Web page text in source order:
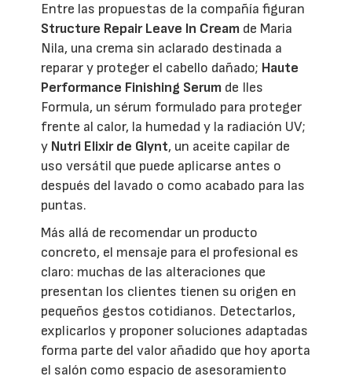
Entre las propuestas de la compañía figuran
Structure Repair Leave In Cream de Maria
Nila, una crema sin aclarado destinada a
reparar y proteger el cabello dañado; Haute
Performance Finishing Serum de Iles
Formula, un sérum formulado para proteger
frente al calor, la humedad y la radiación UV;
y Nutri Elixir de Glynt, un aceite capilar de
uso versátil que puede aplicarse antes o
después del lavado o como acabado para las
puntas.
Más allá de recomendar un producto
concreto, el mensaje para el profesional es
claro: muchas de las alteraciones que
presentan los clientes tienen su origen en
pequeños gestos cotidianos. Detectarlos,
explicarlos y proponer soluciones adaptadas
forma parte del valor añadido que hoy aporta
el salón como espacio de asesoramiento